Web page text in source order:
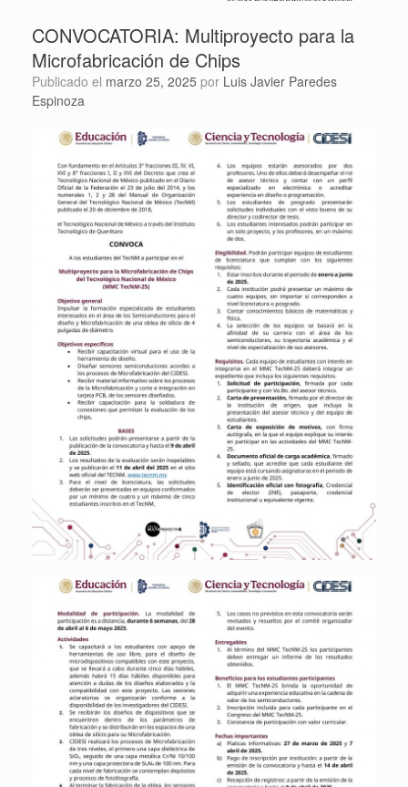
CONVOCATORIA: Multiproyecto para la
Microfabricación de Chips
Publicado el marzo 25, 2025 por Luis Javier Paredes
Espinoza